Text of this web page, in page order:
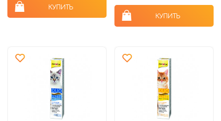
КУПИТЬ
сыр, 50 г
КУПИТЬ